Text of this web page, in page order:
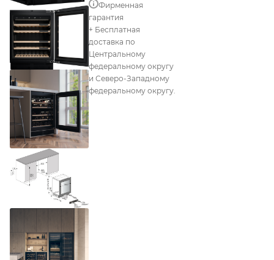
Фирменная
гарантия
+ Бесплатная
доставка по
Центральному
федеральному округу
и Северо-Западному
федеральному округу.